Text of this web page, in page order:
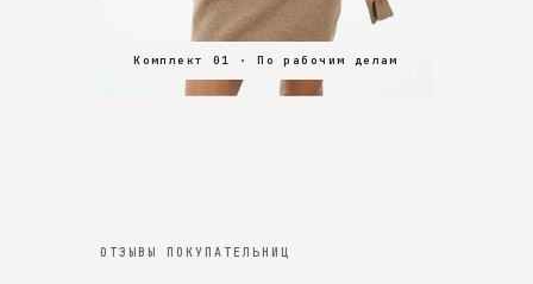
Комплект 01 · По рабочим делам
Комплект 02 · В зал
Комплект 03 · На особенный вечер
ОТЗЫВЫ ПОКУПАТЕЛЬНИЦ